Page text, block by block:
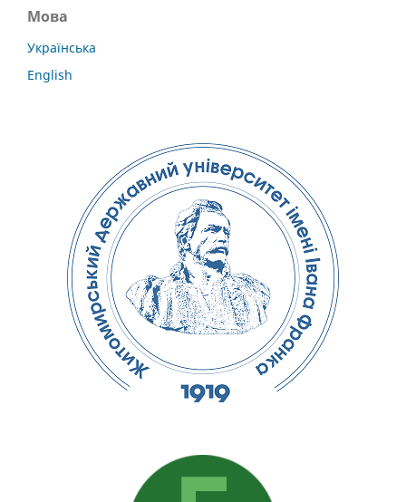
Мова
Українська
English